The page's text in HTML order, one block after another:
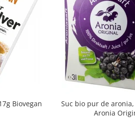
Biovegan
Suc bio pur de aronia,
Aronia